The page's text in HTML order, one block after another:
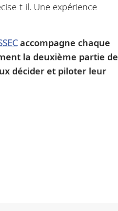
t-il. Une expérience
accompagne chaque
la deuxième partie de
décider et piloter leur